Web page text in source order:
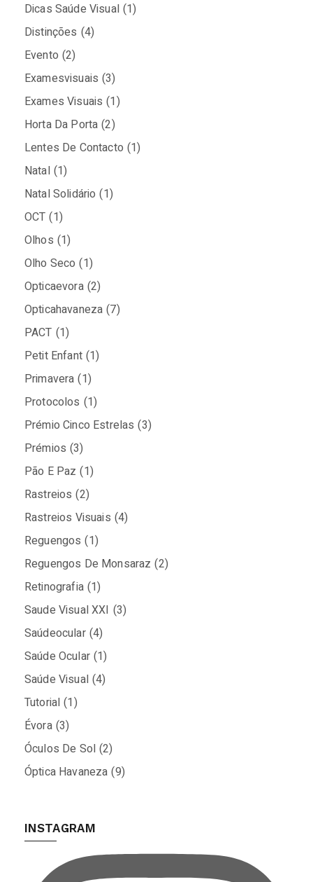
Dicas Saúde Visual (1)
Distinções (4)
Evento (2)
Examesvisuais (3)
Exames Visuais (1)
Horta Da Porta (2)
Lentes De Contacto (1)
Natal (1)
Natal Solidário (1)
OCT (1)
Olhos (1)
Olho Seco (1)
Opticaevora (2)
Opticahavaneza (7)
PACT (1)
Petit Enfant (1)
Primavera (1)
Protocolos (1)
Prémio Cinco Estrelas (3)
Prémios (3)
Pão E Paz (1)
Rastreios (2)
Rastreios Visuais (4)
Reguengos (1)
Reguengos De Monsaraz (2)
Retinografia (1)
Saude Visual XXI (3)
Saúdeocular (4)
Saúde Ocular (1)
Saúde Visual (4)
Tutorial (1)
Évora (3)
Óculos De Sol (2)
Óptica Havaneza (9)
INSTAGRAM